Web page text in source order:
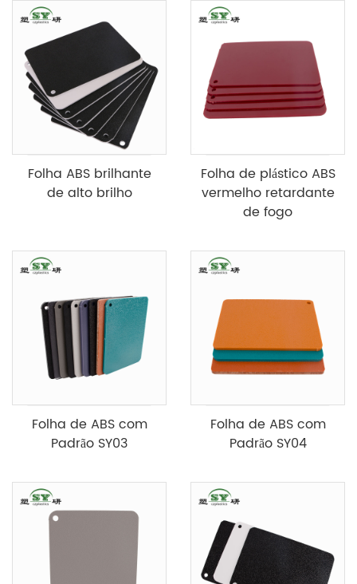
Folha ABS brilhante
de alto brilho
Folha de plástico ABS
vermelho retardante
de fogo
Folha de ABS com
Padrão SY03
Folha de ABS com
Padrão SY04